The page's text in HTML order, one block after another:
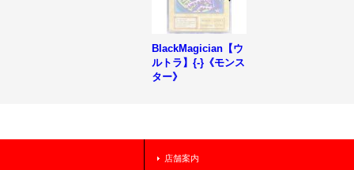
BlackMagician【ウ
ルトラ】{-}《モンス
ター》
店舗案内